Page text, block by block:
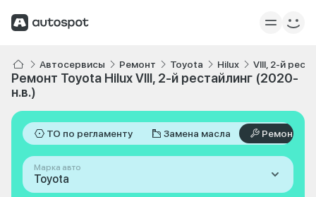
Автосервисы Ремонт Toyota Hilux VIII, 2-й
Ремонт Toyota Hilux VIII, 2-й рестайлинг (2020-
н.в.)
ТО по регламенту Замена масла Ремонт
Марка авто
Toyota